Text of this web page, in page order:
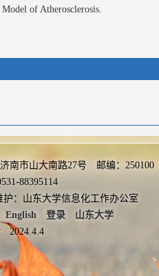
of Atherosclerosis.
More>>
11-13-2025-12-31
01-30
南市山大南路27号 邮编：250100
88395114
护：山东大学信息化工作办公室
English 登录
山东大学
2024.4.4